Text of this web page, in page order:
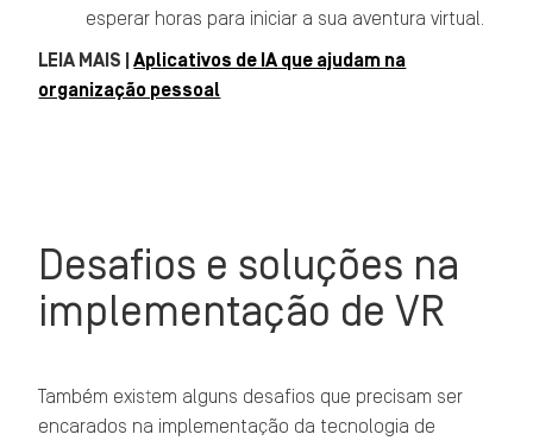
esperar horas para iniciar a sua aventura virtual.
LEIA MAIS |Aplicativos de IA que ajudam na
organização pessoal
Desafios e soluções na
implementação de VR
Também existem alguns desafios que precisam ser
encarados na implementação da tecnologia de